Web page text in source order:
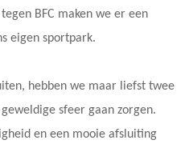
BFC maken we er een
eigen sportpark.
hebben we maar liefst twee
sfeer gaan zorgen.
en een mooie afsluiting